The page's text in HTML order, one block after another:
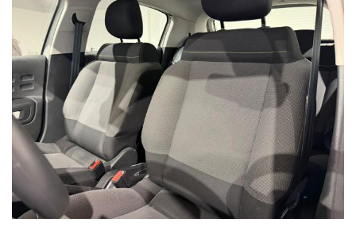
Queste informazioni non saranno condivise con terze parti